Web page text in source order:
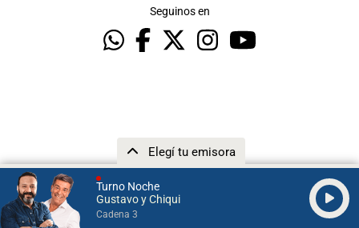
Turno Noche
Gustavo y Chiqui
Cadena 3
Elegí tu emisora
Seguinos en